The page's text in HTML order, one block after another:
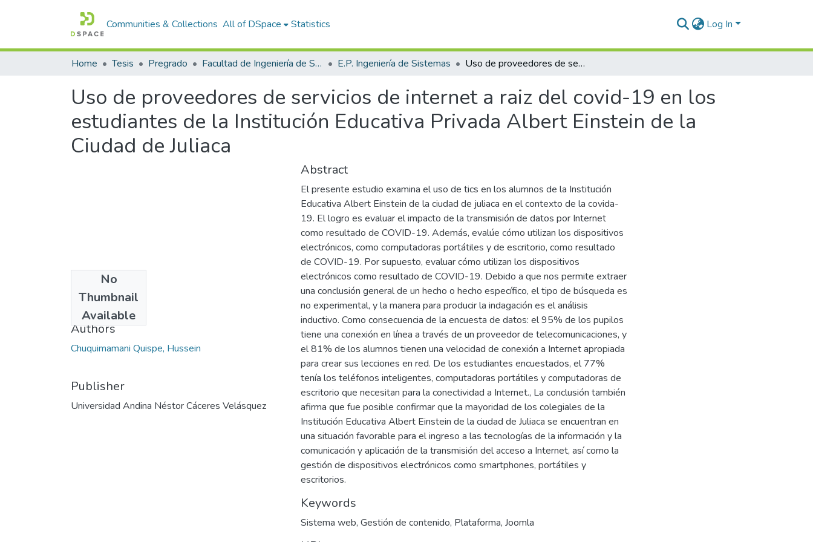
Communities & Collections All of DSpace Statistics Log In
Home Tesis Pregrado Facultad de Ingeniería de Sistemas E.P. Ingeniería de Sistemas Uso de proveedores de servicios de internet a raiz del covid-19 en los estudiantes de la Institución Educativa Privada Albert Einstein de la Ciudad de Juliaca
Uso de proveedores de servicios de internet a raiz del covid-19 en los
estudiantes de la Institución Educativa Privada Albert Einstein de la
Ciudad de Juliaca
No
Thumbnail
Available
2023
Authors
Chuquimamani Quispe, Hussein
Publisher
Universidad Andina Néstor Cáceres Velásquez
Abstract
El presente estudio examina el uso de tics en los alumnos de la Institución
Educativa Albert Einstein de la ciudad de juliaca en el contexto de la covida-
19. El logro es evaluar el impacto de la transmisión de datos por Internet
como resultado de COVID-19. Además, evalúe cómo utilizan los dispositivos
electrónicos, como computadoras portátiles y de escritorio, como resultado
de COVID-19. Por supuesto, evaluar cómo utilizan los dispositivos
electrónicos como resultado de COVID-19. Debido a que nos permite extraer
una conclusión general de un hecho o hecho específico, el tipo de búsqueda es
no experimental, y la manera para producir la indagación es el análisis
inductivo. Como consecuencia de la encuesta de datos: el 95% de los pupilos
tiene una conexión en línea a través de un proveedor de telecomunicaciones, y
el 81% de los alumnos tienen una velocidad de conexión a Internet apropiada
para crear sus lecciones en red. De los estudiantes encuestados, el 77%
tenía los teléfonos inteligentes, computadoras portátiles y computadoras de
escritorio que necesitan para la conectividad a Internet., La conclusión también
afirma que fue posible confirmar que la mayoridad de los colegiales de la
Institución Educativa Albert Einstein de la ciudad de Juliaca se encuentran en
una situación favorable para el ingreso a las tecnologías de la información y la
comunicación y aplicación de la transmisión del acceso a Internet, así como la
gestión de dispositivos electrónicos como smartphones, portátiles y
escritorios.
Keywords
Sistema web, Gestión de contenido, Plataforma, Joomla